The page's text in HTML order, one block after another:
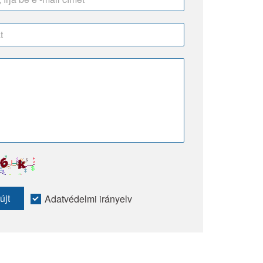
Adatvédelmi irányelv